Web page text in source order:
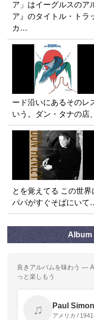
ア」はイーグルスのア
ア』のタイトル・トラ
カ…
ード沿いにあるそのレ
いう。ダン・タナの店
とを覚えてる この世
パパがすぐそばにいて
Album
良きアルバムを味わう —
っと楽しもう
♫ Paul Simon
アメリカ /